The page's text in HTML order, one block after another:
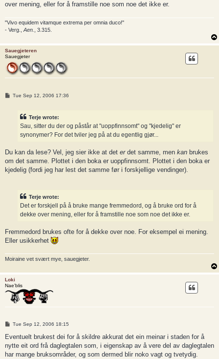
over mening, eller for å framstille noe som noe det ikke er.
"Vivo equidem vitamque extrema per omnia duco!"
- Verg., Aen. , 3.315.
Sauegjeteren
Sauegjeter
PTue Sep 12, 2006 17:36
Terje wrote:
Sau, sitter du der og påstår at "uoppfinnsomt" og "kjedelig" er
synonymer? For det tviler jeg på at du egentlig gjør...
Du kan da lese? Vel, jeg sier ikke at det erdet samme, men kan brukes
om det samme. Plottet i den boka er uoppfinnsomt. Plottet i den boka er
kjedelig (fordi jeg har lest det samme før i forskjellige vendinger).
Terje wrote:
Det er forskjell på å bruke mange fremmedord, og å bruke ord for å
dekke over mening, eller for å framstille noe som noe det ikke er.
Fremmedord brukes ofte for å dekke over noe. For eksempel ei mening.
Eller usikkerhet
Moiraine vet svært mye, sauegjeter.
Loki
Nae’blis
P
s
Tue Sep 12, 2006 18:15
Eventuelt brukest dei for å skildre akkurat det ein meinar i staden for å
nytte eit ord frå daglegtalen som, i eigenskap av å vere del av daglegtalen
har mange bruksområder, og som dermed blir noko vagt og tvetydig.